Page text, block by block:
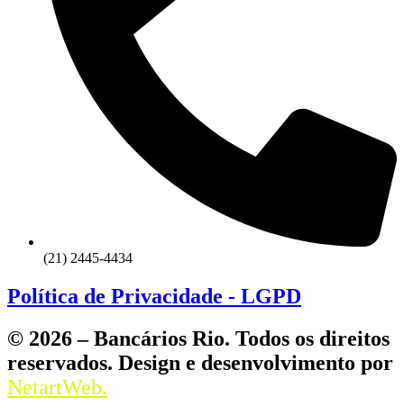
(21) 2445-4434
Política de Privacidade - LGPD
© 2026 – Bancários Rio. Todos os direitos
reservados. Design e desenvolvimento por
NetartWeb.